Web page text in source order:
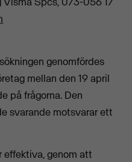
genomfördes
mellan den 19 april
på frågorna. Den
svarande motsvarar ett
effektiva, genom att